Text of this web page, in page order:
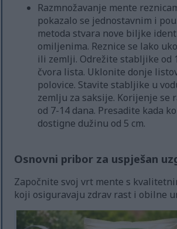
Razmnožavanje mente
pokazalo se jednostavnim i
metoda stvara nove biljke
omiljenima. Reznice se lako
ili zemlji. Odrežite stabljike od
čvora lista. Uklonite donje
polovice. Stavite stabljike u
zemlju za saksije. Korijenje se
od 7-14 dana. Presadite kada
dostigne dužinu od 5 cm.
Osnovni pribor za uspješan
Započnite svoj vrt mente s
koji osiguravaju zdrav rast i obilne